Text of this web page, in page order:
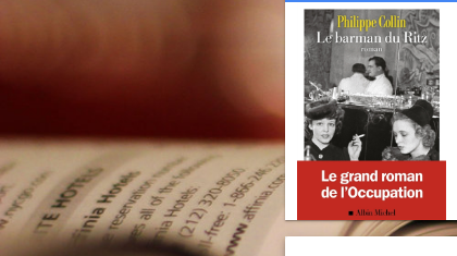
Le
barman
du
Ritz
:
roman
Entête
de
notice